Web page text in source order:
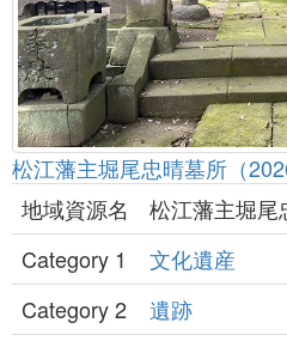
松江藩主堀尾忠晴墓所（
地域資源名
松江藩主堀尾
Category 1
文化遺産
Category 2
遺跡